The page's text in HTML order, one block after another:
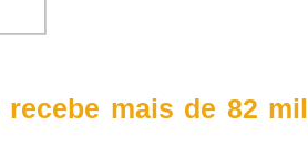
recebe mais de 82 mil